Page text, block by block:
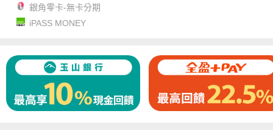
銀角零卡-無卡分期
iPASS MONEY